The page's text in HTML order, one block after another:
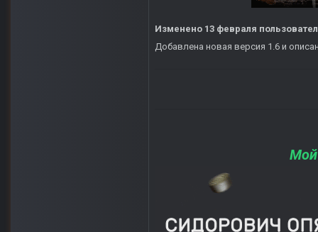
Изменено 13 февраля
Добавлена новая версия 1.6 и